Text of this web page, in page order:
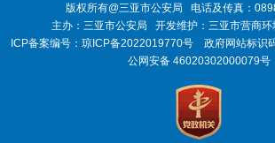
版权所有@三亚市公安局
电话及传真：
主办：三亚市公安局
开发维护：三亚市营商
ICP备案编号： 琼ICP备2022019770号 政府网站标识
公网安备 46020302000079号